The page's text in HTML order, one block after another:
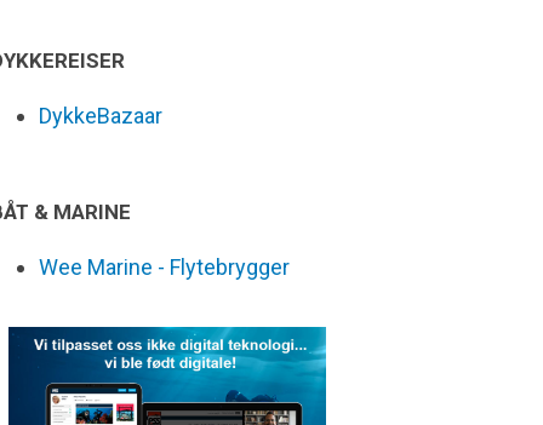
DykkeBazaar
& MARINE
Wee Marine - Flytebrygger